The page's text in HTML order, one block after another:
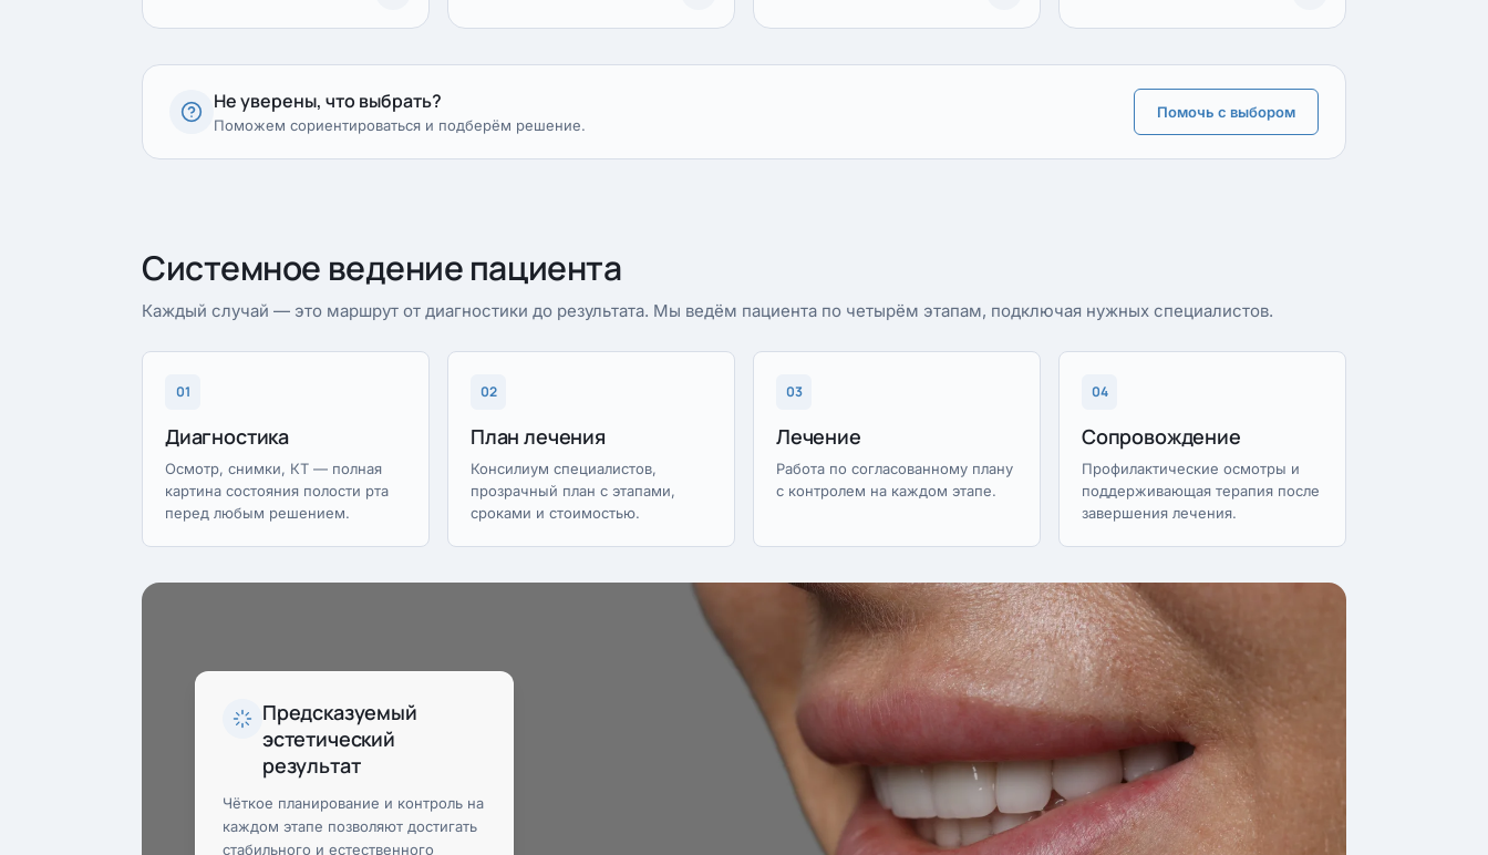
Не уверены, что выбрать?
Поможем сориентироваться и подберём решение.
Помочь с выбором
Системное ведение пациента
Каждый случай — это маршрут от диагностики до результата. Мы ведём пациента по четырём этапам, подключая нужных специалистов.
01
Диагностика
Осмотр, снимки, КТ — полная
картина состояния полости рта
перед любым решением.
02
План лечения
Консилиум специалистов,
прозрачный план с этапами,
сроками и стоимостью.
03
Лечение
Работа по согласованному плану
с контролем на каждом этапе.
04
Сопровождение
Профилактические осмотры и
поддерживающая терапия после
завершения лечения.
Предсказуемый
эстетический
результат
Чёткое планирование и контроль на
каждом этапе позволяют достигать
стабильного и естественного